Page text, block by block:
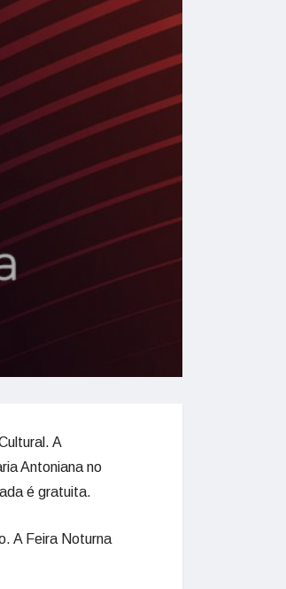
A
Antoniana no
é gratuita.
A Feira Noturna